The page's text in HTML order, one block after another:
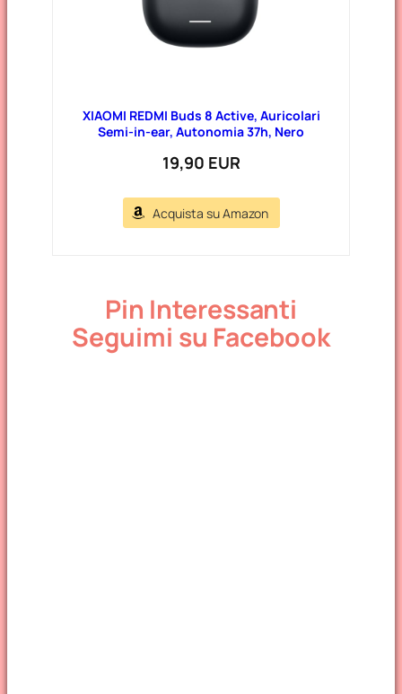
XIAOMI REDMI Buds 8 Active, Auricolari
Semi-in-ear, Autonomia 37h, Nero
19,90 EUR
Acquista su Amazon
Pin Interessanti
Seguimi su Facebook